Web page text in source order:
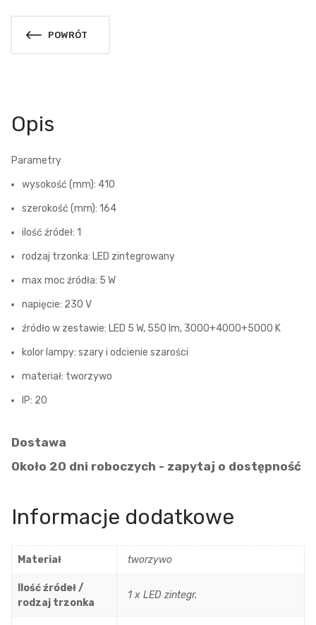
POWRÓT
Opis
Parametry
wysokość (mm): 410
szerokość (mm): 164
ilość źródeł: 1
rodzaj trzonka: LED zintegrowany
max moc źródła: 5 W
napięcie: 230 V
źródło w zestawie: LED 5 W, 550 lm, 3000+4000+5000 K
kolor lampy: szary i odcienie szarości
materiał: tworzywo
IP: 20
Dostawa
Około 20 dni roboczych - zapytaj o dostępność
Informacje dodatkowe
Materiał tworzywo
Ilość źródeł /
rodzaj trzonka
1 x LED zintegr.